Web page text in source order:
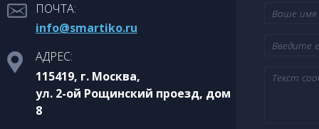
ПОЧТА:
info@smartiko.ru
АДРЕС:
115419, г. Москва,
ул. 2-ой Рощинский проезд, дом
8